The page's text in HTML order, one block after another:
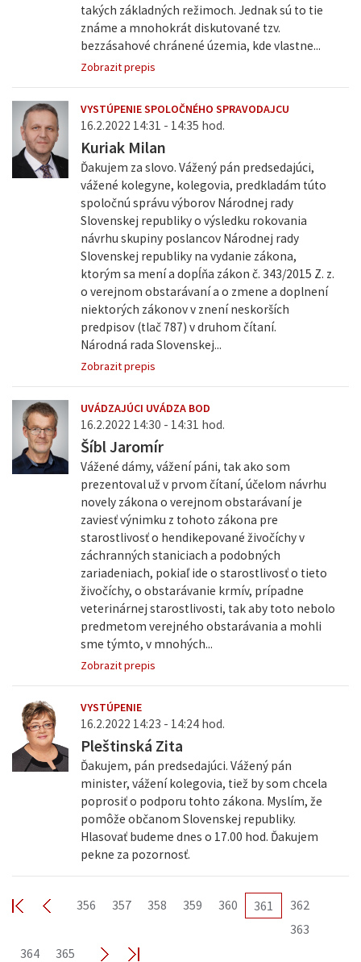
takých základných režimoch. Jednak sú to tie
známe a mnohokrát diskutované tzv.
bezzásahové chránené územia, kde vlastne...
Zobrazit prepis
VYSTÚPENIE SPOLOČNÉHO SPRAVODAJCU
16.2.2022 14:31 - 14:35 hod.
Kuriak Milan
Ďakujem za slovo. Vážený pán predsedajúci,
vážené kolegyne, kolegovia, predkladám túto
spoločnú správu výborov Národnej rady
Slovenskej republiky o výsledku rokovania
návrhu skupiny poslancov Národnej rady
Slovenskej republiky na vydanie zákona,
ktorým sa mení a dopĺňa zákon č. 343/2015 Z. z.
o verejnom obstarávaní a o zmene a doplnení
niektorých zákonov v znení neskorších
predpisov (tlač 787) v druhom čítaní.
Národná rada Slovenskej...
Zobrazit prepis
UVÁDZAJÚCI UVÁDZA BOD
16.2.2022 14:30 - 14:31 hod.
Šíbl Jaromír
Vážené dámy, vážení páni, tak ako som
prezentoval už v prvom čítaní, účelom návrhu
novely zákona o verejnom obstarávaní je
zaviesť výnimku z tohoto zákona pre
starostlivosť o hendikepované živočíchy v
záchranných staniciach a podobných
zariadeniach, pokiaľ ide o starostlivosť o tieto
živočíchy, o obstarávanie krmív, prípadne
veterinárnej starostlivosti, tak aby toto nebolo
predmetom verejného obstarávania a mohli
sme týmto, v mnohých...
Zobrazit prepis
VYSTÚPENIE
16.2.2022 14:23 - 14:24 hod.
Pleštinská Zita
Ďakujem, pán predsedajúci. Vážený pán
minister, vážení kolegovia, tiež by som chcela
poprosiť o podporu tohto zákona. Myslím, že
pomôže občanom Slovenskej republiky.
Hlasovať budeme dnes o 17.00 hod. Ďakujem
pekne za pozornosť.
356 357 358 359 360 361
362
363
364
365